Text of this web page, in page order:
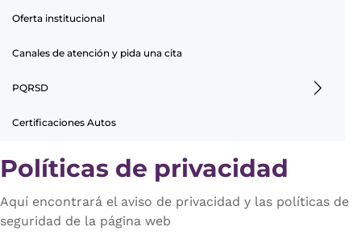
Oferta institucional
Canales de atención y pida una cita
PQRSD
Certificaciones Autos
Políticas de privacidad
Aquí encontrará el aviso de privacidad y las políticas de
seguridad de la página web